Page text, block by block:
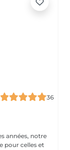
36
années, notre
pour celles et